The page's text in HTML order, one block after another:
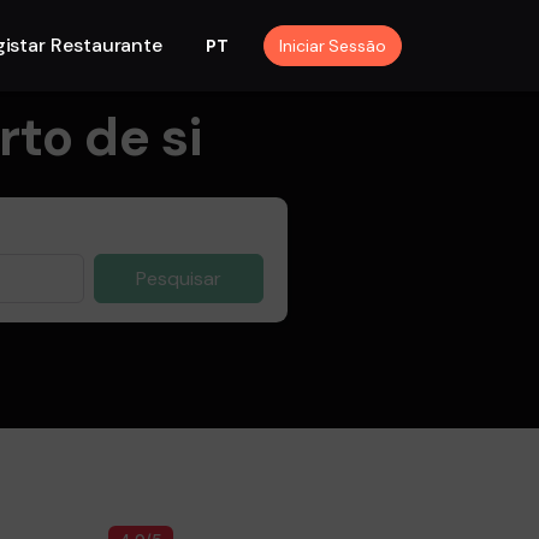
PT Iniciar Sessão
Restaurante
de si
Pesquisar